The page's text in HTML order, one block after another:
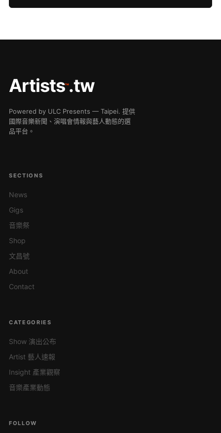
Artists™.tw
Powered by ULC Presents — Taipei. 提供
國際音樂新聞、演唱會情報與藝人動態的選
品平台。
SECTIONS
News
Gigs
音樂祭
Shop
文昌號
About
Contact
CATEGORIES
Show 演出公布
Artist 藝人速報
Insight 產業觀察
音樂產業動態
FOLLOW